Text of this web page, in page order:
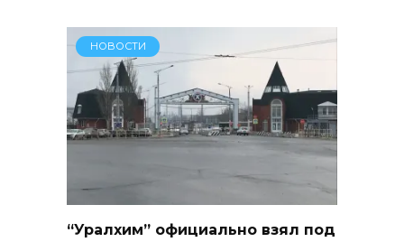
НОВОСТИ
“Уралхим” официально взял под